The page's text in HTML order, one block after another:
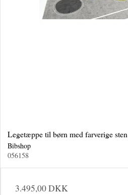
Legetæppe til børn med farverige sten
Bibshop
056158
3.495,00 DKK